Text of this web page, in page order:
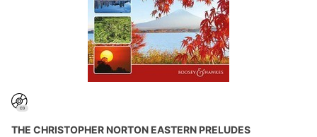
THE CHRISTOPHER NORTON EASTERN PRELUDES